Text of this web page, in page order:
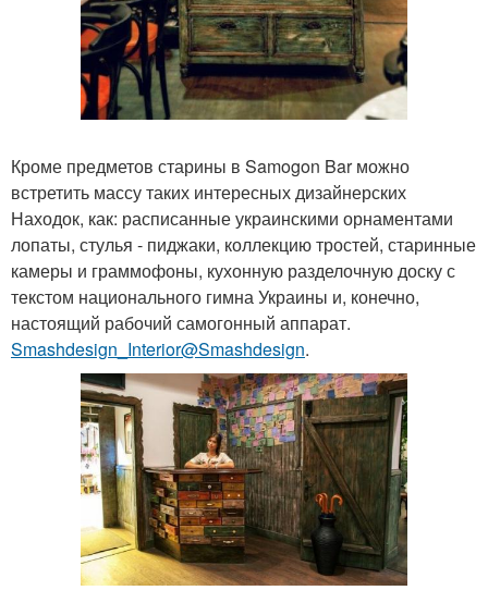
Кроме предметов старины в Samogon Bar можно
встретить массу таких интересных дизайнерских
Находок, как: расписанные украинскими орнаментами
лопаты, стулья - пиджаки, коллекцию тростей, старинные
камеры и граммофоны, кухонную разделочную доску с
текстом национального гимна Украины и, конечно,
настоящий рабочий самогонный аппарат.
Smashdesign_Interior@Smashdesign.